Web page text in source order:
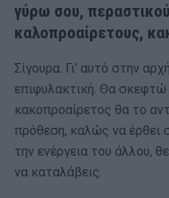
γύρω σου,
καλοπροαίρετους,
Σίγουρα. Γι’ αυτό στην
επιφυλακτική. Θα σκεφτώ
κακοπροαίρετος θα το
πρόθεση, καλώς να
την ενέργεια του άλλου,
να καταλάβεις.